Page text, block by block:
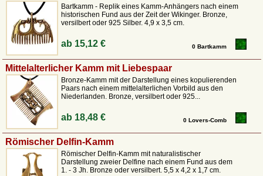
Bartkamm - Replik eines Kamm-Anhängers nach einem
historischen Fund aus der Zeit der Wikinger. Bronze,
versilbert oder 925 Silber. 4,9 x 3,5 cm.
ab 15,12 € 0 Bartkamm
Mittelalterlicher Kamm mit Liebespaar
Bronze-Kamm mit der Darstellung eines kopulierenden
Paars nach einem mittelalterlichen Vorbild aus den
Niederlanden. Bronze, versilbert oder 925...
ab 18,48 € 0 Lovers-Comb
Römischer Delfin-Kamm
Römischer Delfin-Kamm mit naturalistischer
Darstellung zweier Delfine nach einem Fund aus dem
1. - 3 Jh. Bronze oder versilbert. 5,5 x 4,2 x 1,7 cm.